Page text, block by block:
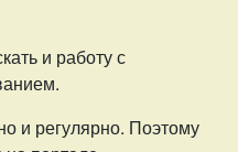
и работу с
и регулярно. Поэтому